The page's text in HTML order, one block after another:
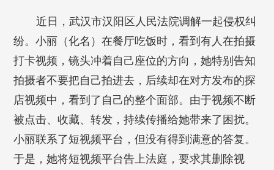
近日，武汉市汉阳区人民法院调解一起侵权纠
纷。小丽（化名）在餐厅吃饭时，看到有人在拍摄
打卡视频，镜头冲着自己座位的方向，她特别告知
拍摄者不要把自己拍进去，后续却在对方发布的探
店视频中，看到了自己的整个面部。由于视频不断
被点击、收藏、转发，持续传播给她带来了困扰。
小丽联系了短视频平台，但没有得到满意的答复。
于是，她将短视频平台告上法庭，要求其删除视